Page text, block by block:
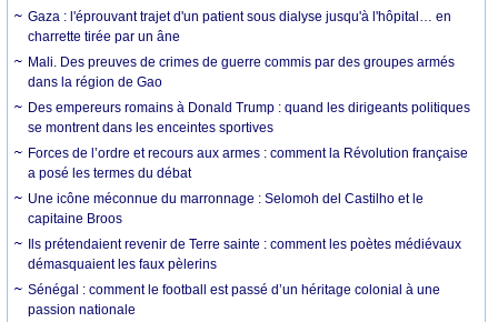
Gaza : l'éprouvant trajet d'un patient sous dialyse jusqu'à l'hôpital… en
charrette tirée par un âne
Mali. Des preuves de crimes de guerre commis par des groupes armés
dans la région de Gao
Des empereurs romains à Donald Trump : quand les dirigeants politiques
se montrent dans les enceintes sportives
Forces de l’ordre et recours aux armes : comment la Révolution française
a posé les termes du débat
Une icône méconnue du marronnage : Selomoh del Castilho et le
capitaine Broos
Ils prétendaient revenir de Terre sainte : comment les poètes médiévaux
démasquaient les faux pèlerins
Sénégal : comment le football est passé d’un héritage colonial à une
passion nationale